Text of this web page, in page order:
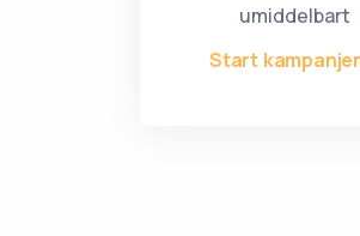
umiddelbart
Start